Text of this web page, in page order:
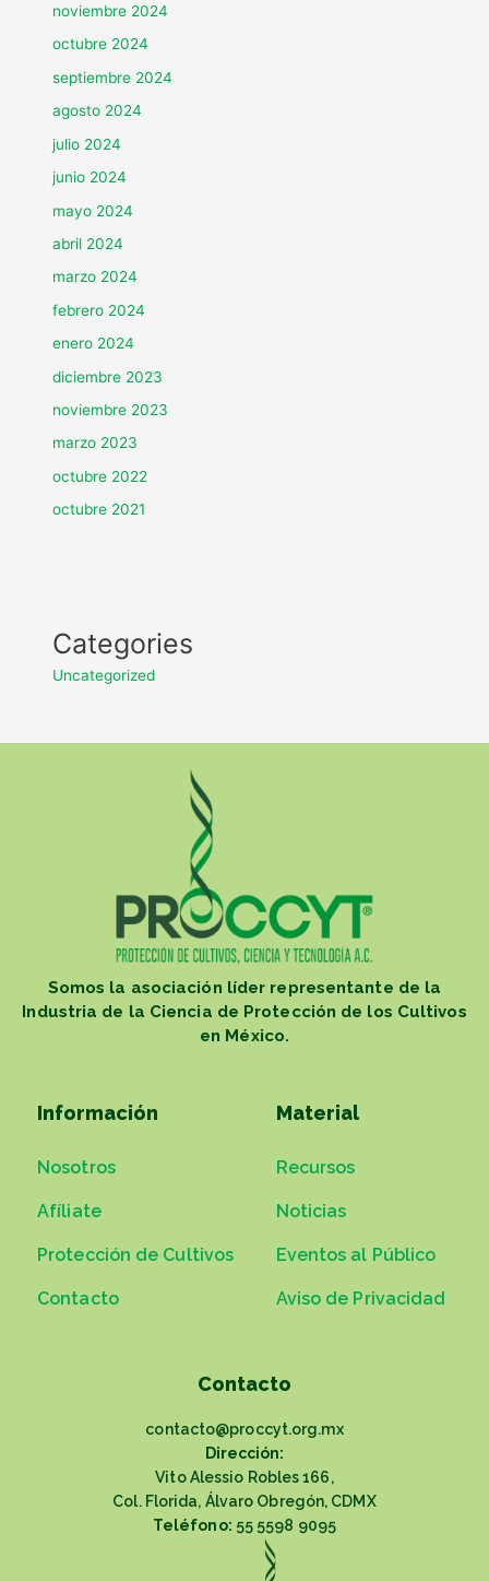
noviembre 2024
octubre 2024
septiembre 2024
agosto 2024
julio 2024
junio 2024
mayo 2024
abril 2024
marzo 2024
febrero 2024
enero 2024
diciembre 2023
noviembre 2023
marzo 2023
octubre 2022
octubre 2021
Categories
Uncategorized
Somos la asociación líder representante de la
Industria de la Ciencia de Protección de los Cultivos
en México.
Información
Nosotros
Afíliate
Protección de Cultivos
Contacto
Material
Recursos
Noticias
Eventos al Público
Aviso de Privacidad
Contacto
contacto@proccyt.org.mx
Dirección:
Vito Alessio Robles 166,
Col. Florida, Álvaro Obregón, CDMX
Teléfono: 55 5598 9095